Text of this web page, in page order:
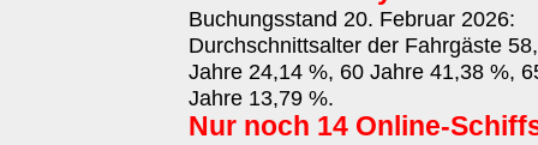
Buchungsstand 20. Februar 2026:
Durchschnittsalter der Fahrgäste
Jahre 24,14 %, 60 Jahre 41,38 %,
Jahre 13,79 %.
Nur noch 14 Online-